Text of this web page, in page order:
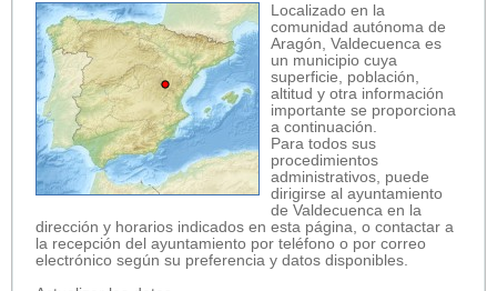
Localizado en la
comunidad autónoma de
Aragón, Valdecuenca es
un municipio cuya
superficie, población,
altitud y otra información
importante se proporciona
a continuación.
Para todos sus
procedimientos
administrativos, puede
dirigirse al ayuntamiento
de Valdecuenca en la
dirección y horarios indicados en esta página, o contactar a
la recepción del ayuntamiento por teléfono o por correo
electrónico según su preferencia y datos disponibles.